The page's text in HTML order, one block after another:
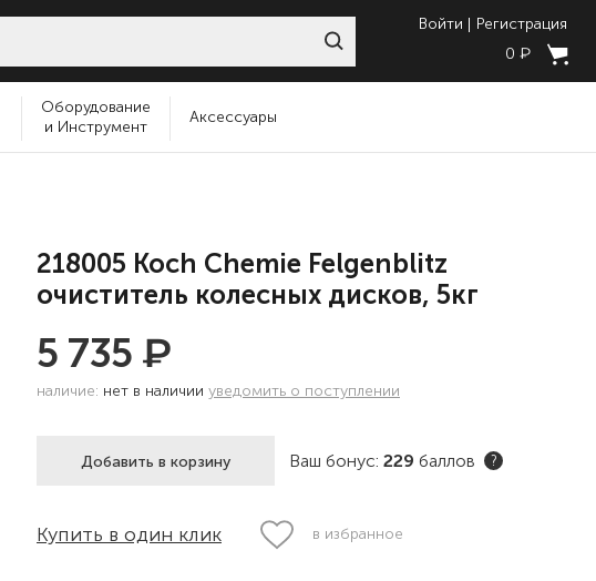
Войти
Регистрация
0 ₽
Оборудование
и Инструмент
Аксессуары
218005 Koch Chemie Felgenblitz
очиститель колесных дисков, 5кг
5 735 ₽
наличие: нет в наличии уведомить о поступлении
Добавить в корзину Ваш бонус: 229 баллов ?
Купить в один клик в избранное